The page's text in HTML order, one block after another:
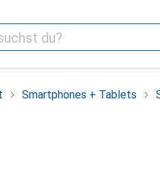
Smartphones + Tablets